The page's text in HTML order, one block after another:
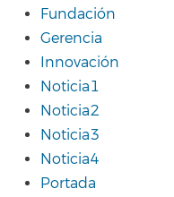
Fundación
Gerencia
Innovación
Noticia1
Noticia2
Noticia3
Noticia4
Portada